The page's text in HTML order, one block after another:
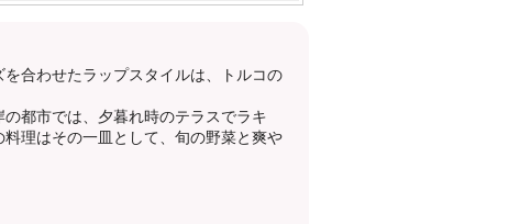
合わせたラップスタイルは、トルコの
都市では、夕暮れ時のテラスでラキ
理はその一皿として、旬の野菜と爽や